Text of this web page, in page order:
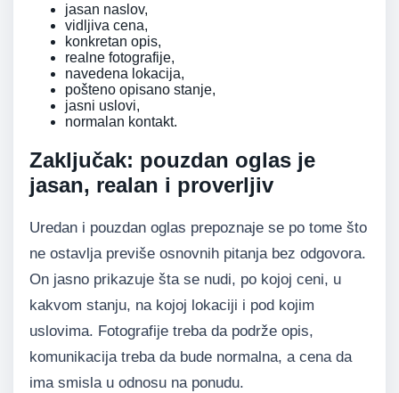
jasan naslov,
vidljiva cena,
konkretan opis,
realne fotografije,
navedena lokacija,
pošteno opisano stanje,
jasni uslovi,
normalan kontakt.
Zaključak: pouzdan oglas je
jasan, realan i proverljiv
Uredan i pouzdan oglas prepoznaje se po tome što
ne ostavlja previše osnovnih pitanja bez odgovora.
On jasno prikazuje šta se nudi, po kojoj ceni, u
kakvom stanju, na kojoj lokaciji i pod kojim
uslovima. Fotografije treba da podrže opis,
komunikacija treba da bude normalna, a cena da
ima smisla u odnosu na ponudu.